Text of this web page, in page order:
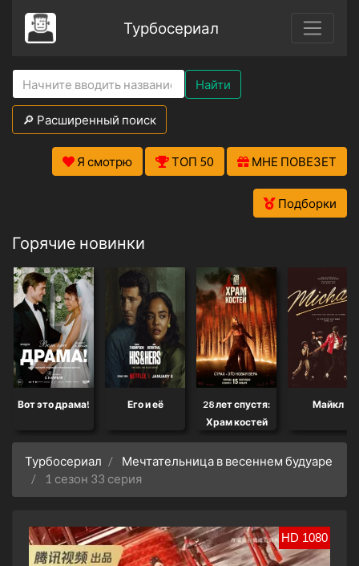
Турбосериал
Найти
🔎 Расширенный поиск
Я смотрю ТОП 50 МНЕ ПОВЕЗЕТ
Подборки
Горячие новинки
Вот это драма! Его и её
28 лет спустя:
Храм костей
Майкл
Турбосериал
Мечтательница в весеннем будуаре
1 сезон 33 серия
HD 1080